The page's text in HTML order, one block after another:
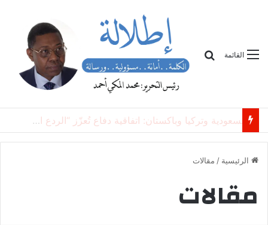
القائمة
تسوية شعبية أم هبوط ناعم؟
الرئيسية / مقالات
مقالات